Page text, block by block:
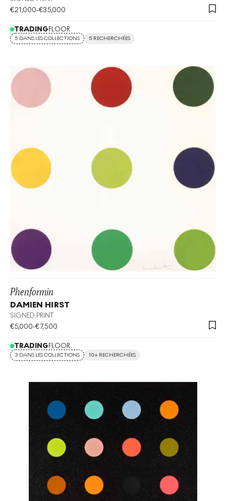
€21,000-€35,000
TRADINGFLOOR
5 DANS LES COLLECTIONS 5 RECHERCHÉES
Phenformin
DAMIEN HIRST
SIGNED PRINT
€5,000-€7,500
TRADINGFLOOR
3 DANS LES COLLECTIONS 10+ RECHERCHÉES